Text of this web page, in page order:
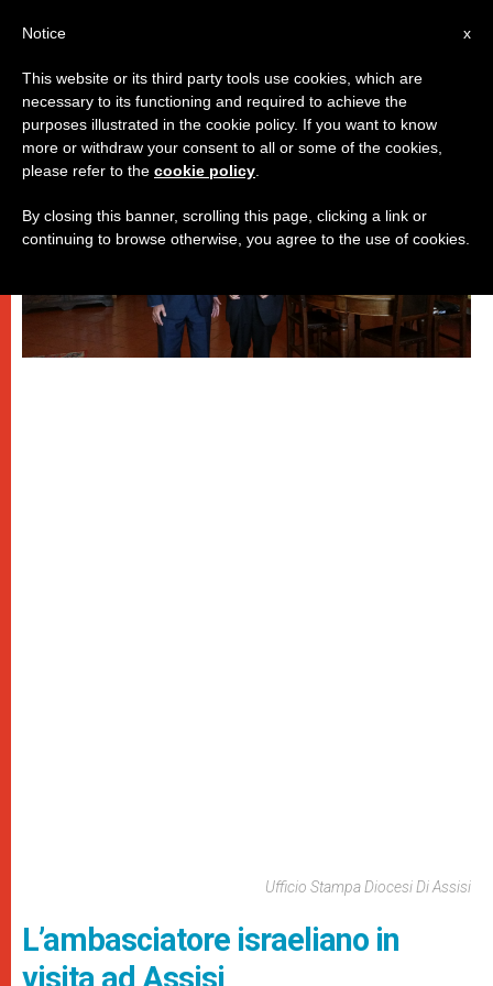
DICASTERI
Ufficio Stampa Diocesi Di Assisi
L’ambasciatore israeliano in
visita ad Assisi
x
Notice
This website or its third party tools use cookies, which are
necessary to its functioning and required to achieve the
purposes illustrated in the cookie policy. If you want to know
more or withdraw your consent to all or some of the cookies,
please refer to the cookie policy
By closing this banner, scrolling this page, clicking a link or
continuing to browse otherwise, you agree to the use of cookies.